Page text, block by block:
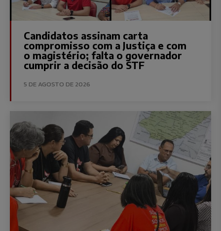
Candidatos assinam carta
compromisso com a Justiça e com
o magistério; falta o governador
cumprir a decisão do STF
5 DE AGOSTO DE 2026